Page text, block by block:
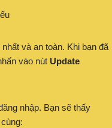
và an toàn. Khi bạn đã
vào nút Update
nhập. Bạn sẽ thấy